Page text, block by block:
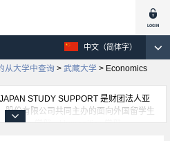
中文（简体字）
从大学中查询 > 武蔵大学 > Economics
STUDY SUPPORT 是财团法人亚
股份有限公司共同主办的面向外国留学生
学部、Humanities 学部、